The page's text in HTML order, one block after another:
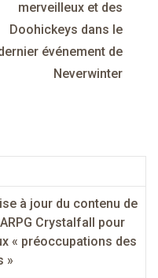
merveilleux et des
Doohickeys dans le
événement de
Neverwinter
à jour du contenu de
Crystalfall pour
« préoccupations des
»